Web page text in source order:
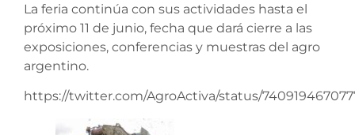
La feria continúa con sus actividades hasta el
próximo 11 de junio, fecha que dará cierre a las
exposiciones, conferencias y muestras del agro
argentino.
https://twitter.com/AgroActiva/status/